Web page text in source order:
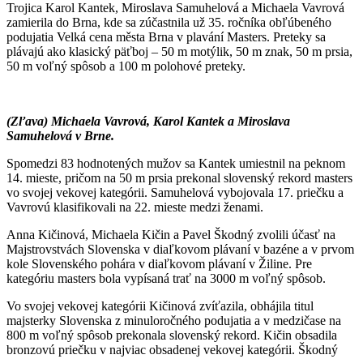
Trojica Karol Kantek, Miroslava Samuhelová a Michaela Vavrová
zamierila do Brna, kde sa zúčastnila už 35. ročníka obľúbeného
podujatia Velká cena města Brna v plavání Masters. Preteky sa
plávajú ako klasický päťboj – 50 m motýlik, 50 m znak, 50 m prsia,
50 m voľný spôsob a 100 m polohové preteky.
(Zľava) Michaela Vavrová, Karol Kantek a Miroslava
Samuhelová v Brne.
Spomedzi 83 hodnotených mužov sa Kantek umiestnil na peknom
14. mieste, pričom na 50 m prsia prekonal slovenský rekord masters
vo svojej vekovej kategórii. Samuhelová vybojovala 17. priečku a
Vavrovú klasifikovali na 22. mieste medzi ženami.
Anna Kičinová, Michaela Kičin a Pavel Škodný zvolili účasť na
Majstrovstvách Slovenska v diaľkovom plávaní v bazéne a v prvom
kole Slovenského pohára v diaľkovom plávaní v Žiline. Pre
kategóriu masters bola vypísaná trať na 3000 m voľný spôsob.
Vo svojej vekovej kategórii Kičinová zvíťazila, obhájila titul
majsterky Slovenska z minuloročného podujatia a v medzičase na
800 m voľný spôsob prekonala slovenský rekord. Kičin obsadila
bronzovú priečku v najviac obsadenej vekovej kategórii. Škodný